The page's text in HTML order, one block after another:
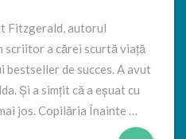
Fitzgerald, autorul
scriitor a cărei scurtă viață
bestseller de succes. A avut
Și a simțit că a eșuat cu
jos. Copilăria Înainte …